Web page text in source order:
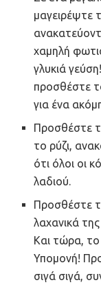
μαγειρέψτε
χαμηλή
γλυκιά
προσθέστε
για ένα
Προσθέστε
το ρύζι,
ότι όλοι οι
λαδιού.
Προσθέστε
λαχανικά
Και τώρα, το
Υπομονή!
σιγά σιγά,